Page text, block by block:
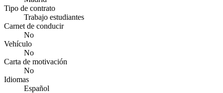
Tipo de contrato
Trabajo estudiantes
Carnet de conducir
No
Vehículo
No
Carta de motivación
No
Idiomas
Español